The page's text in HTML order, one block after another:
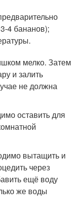
4 бананов);
мелко. Затем
и залить
не должна
оставить для
вытащить и
через
ещё воду
же воды